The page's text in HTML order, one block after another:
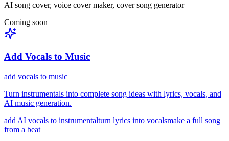
AI song cover, voice cover maker, cover song generator
Coming soon
Add Vocals to Music
add vocals to music
Turn instrumentals into complete song ideas with lyrics, vocals, and
AI music generation.
add AI vocals to instrumentalturn lyrics into vocalsmake a full song
from a beat